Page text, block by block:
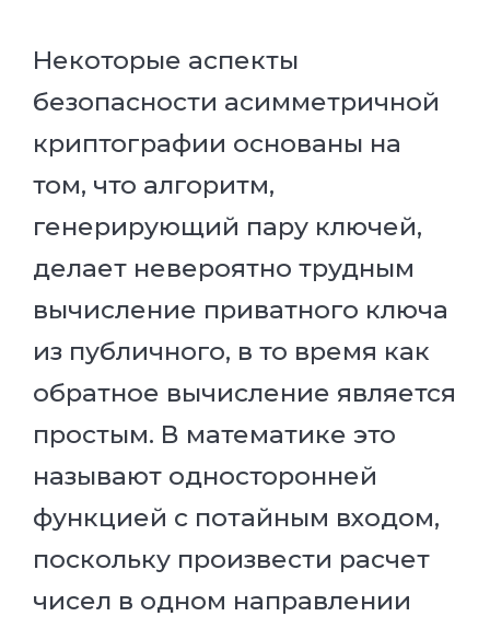
Некоторые аспекты
безопасности асимметричной
криптографии основаны на
том, что алгоритм,
генерирующий пару ключей,
делает невероятно трудным
вычисление приватного ключа
из публичного, в то время как
обратное вычисление является
простым. В математике это
называют односторонней
функцией с потайным входом,
поскольку произвести расчет
чисел в одном направлении